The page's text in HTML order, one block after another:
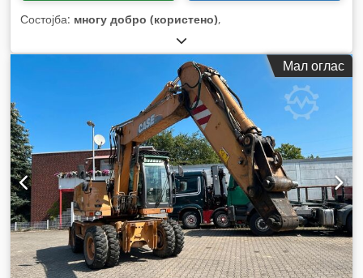
Состојба: многу добро (користено),
Мал оглас